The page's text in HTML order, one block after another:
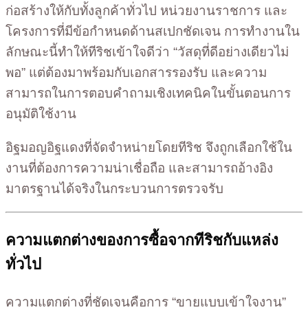
ก่อสร้างให้กับทั้งลูกค้าทั่วไป หน่วยงานราชการ และ
โครงการที่มีข้อกำหนดด้านสเปกชัดเจน การทำงานใน
ลักษณะนี้ทำให้ทีริชเข้าใจดีว่า “วัสดุที่ดีอย่างเดียวไม่
พอ” แต่ต้องมาพร้อมกับเอกสารรองรับ และความ
สามารถในการตอบคำถามเชิงเทคนิคในขั้นตอนการ
อนุมัติใช้งาน
อิฐมอญอิฐแดงที่จัดจำหน่ายโดยทีริช จึงถูกเลือกใช้ใน
งานที่ต้องการความน่าเชื่อถือ และสามารถอ้างอิง
มาตรฐานได้จริงในกระบวนการตรวจรับ
ความแตกต่างของการซื้อจากทีริชกับแหล่ง
ทั่วไป
ความแตกต่างที่ชัดเจนคือการ “ขายแบบเข้าใจงาน”